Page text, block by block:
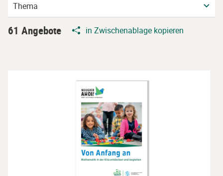
Thema
61 Angebote in Zwischenablage kopieren